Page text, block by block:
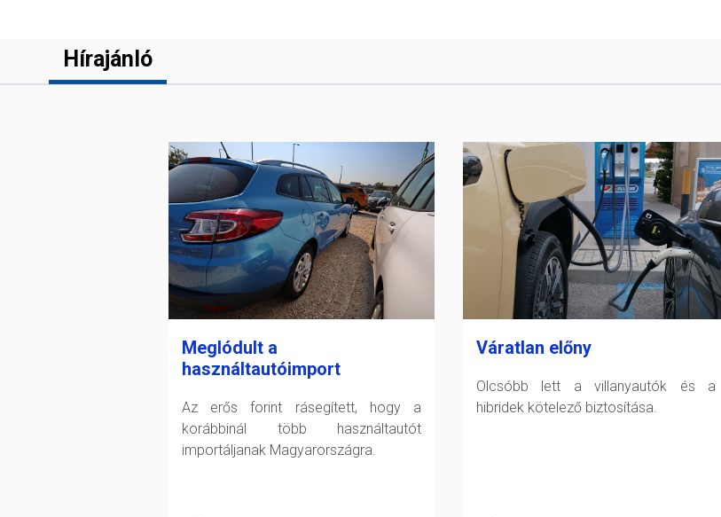
Hírajánló
Meglódult a
használtautóimport
Az erős forint rásegített, hogy a
korábbinál több használtautót
importáljanak Magyarországra.
Váratlan előny
Olcsóbb lett a villanyautók és a
hibridek kötelező biztosítása.